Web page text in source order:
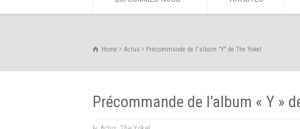
Home Actus Précommande de l'album "Y" de The Yokel
Précommande de l’album « Y »